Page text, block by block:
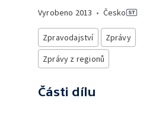
Vyrobeno 2013 • Česko
Zpravodajství
Zprávy
Zprávy z regionů
Části dílu